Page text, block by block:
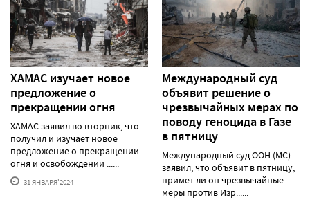
ХАМАС изучает новое
предложение о
прекращении огня
ХАМАС заявил во вторник, что
получил и изучает новое
предложение о прекращении
огня и освобождении ......
31 ЯНВАРЯ'2024
Международный суд
объявит решение о
чрезвычайных мерах по
поводу геноцида в Газе
в пятницу
Международный суд ООН (МС)
заявил, что объявит в пятницу,
примет ли он чрезвычайные
меры против Изр......